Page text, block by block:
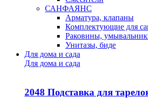
САНФАЯНС
Арматура, клапаны
Комплектующие для
Раковины,
Унитазы, биде
Для дома и сада
Для дома и сада
2048 Подставка для